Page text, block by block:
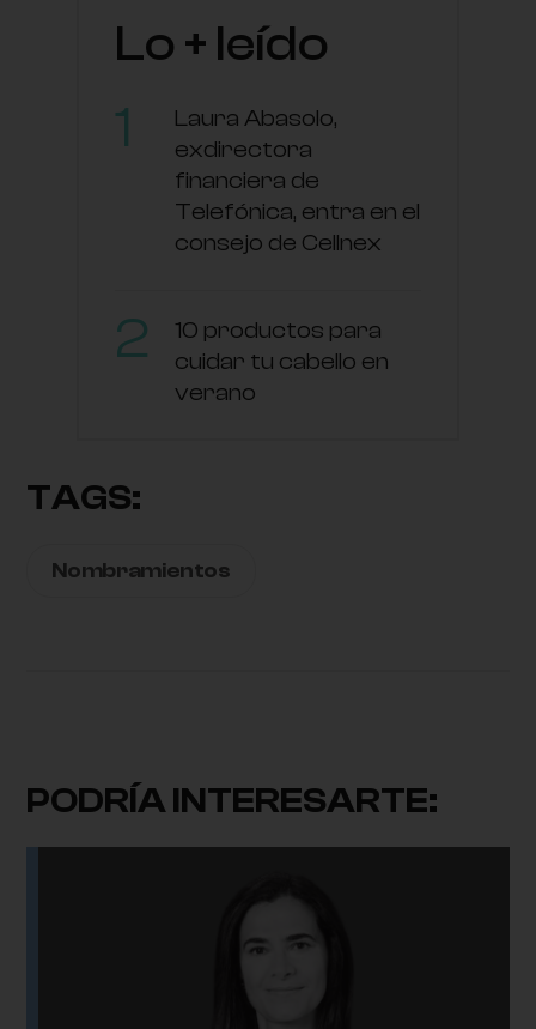
Lo + leído
Laura Abasolo,
exdirectora
financiera de
Telefónica, entra en el
consejo de Cellnex
10 productos para
cuidar tu cabello en
verano
TAGS:
Nombramientos
PODRÍA INTERESARTE: